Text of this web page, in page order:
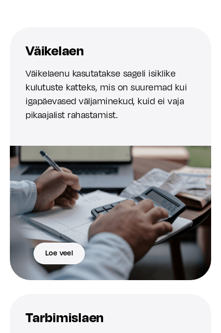
Väikelaen
Väikelaenu kasutatakse sageli isiklike
kulutuste katteks, mis on suuremad kui
igapäevased väljaminekud, kuid ei vaja
pikaajalist rahastamist.
Loe veel
Tarbimislaen